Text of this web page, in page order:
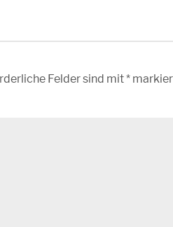
Felder sind mit*